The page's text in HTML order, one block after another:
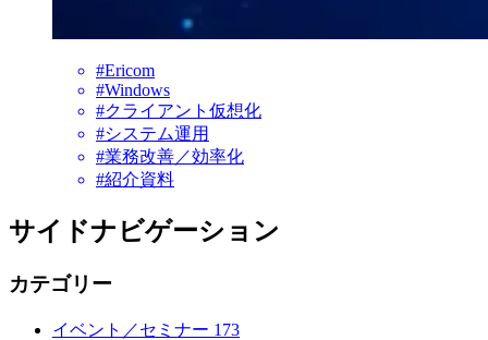
#Ericom
#Windows
#クライアント仮想化
#システム運用
#業務改善／効率化
#紹介資料
サイドナビゲーション
カテゴリー
イベント／セミナー 173